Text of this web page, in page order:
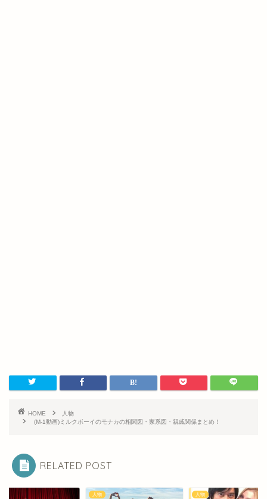
HOME
人物
(M-1動画)ミルクボーイのモナカの相関図・家系図・親戚関係まとめ！
RELATED POST
人物 人物